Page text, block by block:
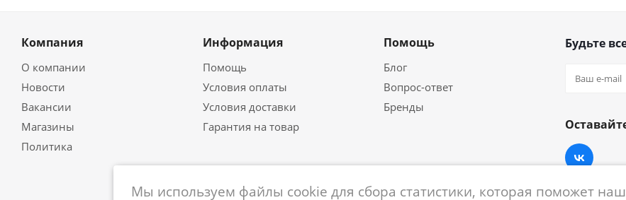
Компания
О компании
Новости
Вакансии
Магазины
Политика
Информация
Помощь
Условия оплаты
Условия доставки
Гарантия на товар
Помощь
Блог
Вопрос-ответ
Бренды
Будьте
Мы используем файлы cookie для сбора статистики, которая поможет